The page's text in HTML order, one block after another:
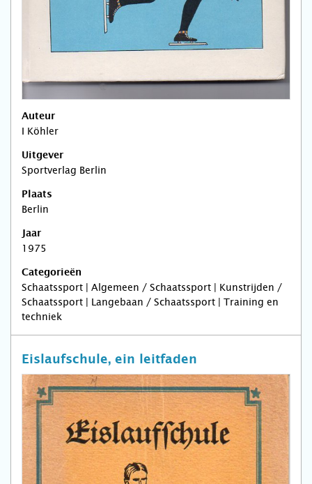
Auteur
I Köhler
Uitgever
Sportverlag Berlin
Plaats
Berlin
Jaar
1975
Categorieën
Schaatssport | Algemeen / Schaatssport | Kunstrijden /
Schaatssport | Langebaan / Schaatssport | Training en
techniek
Eislaufschule, ein leitfaden